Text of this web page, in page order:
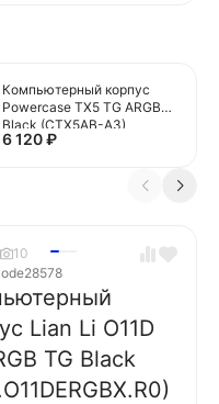
Компьютерный корпус
Powercase TX5 TG ARGB
Black (CTX5AB-A3)
6 120₽
10
28578
Lian Li O11D
TG Black